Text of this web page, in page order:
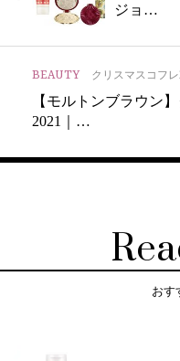
ジョ…
BEAUTY クリスマスコフレ
【モルトンブラウン
2021｜…
おす